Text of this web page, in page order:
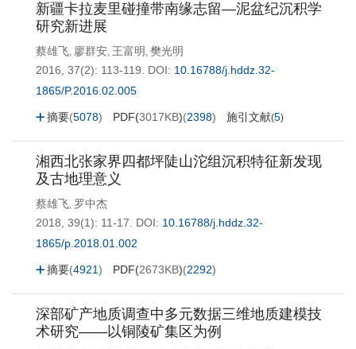
新疆卡拉麦里碰撞带南缘志留—泥盆纪沉积学
研究新进展
蔡雄飞, 廖群安, 王富明 , 樊光明
2016, 37(2): 113-119.
DOI: 10.16788/j.hddz.32-
1865/P.2016.02.005
摘要(5078) PDF(3017KB)(2398) 施引文献(5)
湘西北张家界四都坪陡山沱组沉积特征新发现
及古地理意义
蔡雄飞, 罗中杰
2018, 39(1): 11-17.
DOI: 10.16788/j.hddz.32-
1865/p.2018.01.002
摘要(4921) PDF(2673KB)(2292)
深部矿产地质调查中多元数据三维地质建模技
术研究——以铜陵矿集区为例